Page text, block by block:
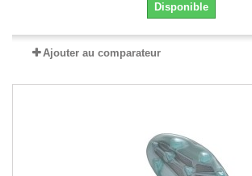
Disponible
Ajouter au comparateur